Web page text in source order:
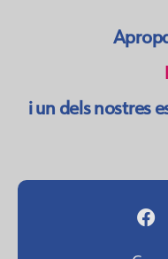
i un dels nostres